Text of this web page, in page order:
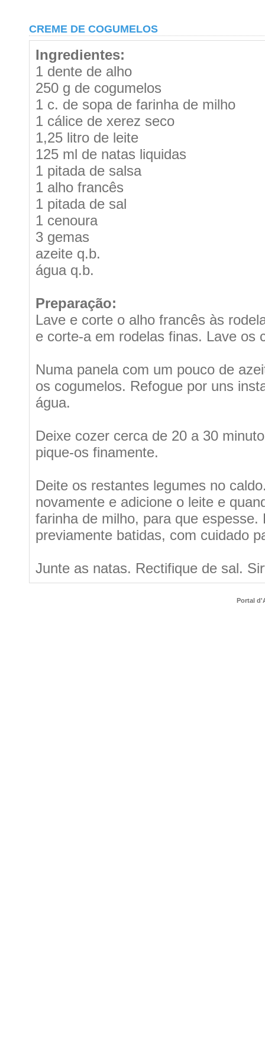
CREME DE COGUMELOS
Ingredientes:
1 dente de alho
250 g de cogumelos
1 c. de sopa de farinha de milho
1 cálice de xerez seco
1,25 litro de leite
125 ml de natas liquidas
1 pitada de salsa
1 alho francês
1 pitada de sal
1 cenoura
3 gemas
azeite q.b.
água q.b.
Preparação:
Lave e corte o alho francês às
e corte-a em rodelas finas. Lave os
Numa panela com um pouco de
os cogumelos. Refogue por uns
água.
Deixe cozer cerca de 20 a 30
pique-os finamente.
Deite os restantes legumes no
novamente e adicione o leite e
farinha de milho, para que
previamente batidas, com cuidado
Junte as natas. Rectifique de sal.
Portal